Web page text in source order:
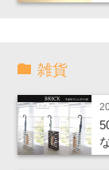
雑貨